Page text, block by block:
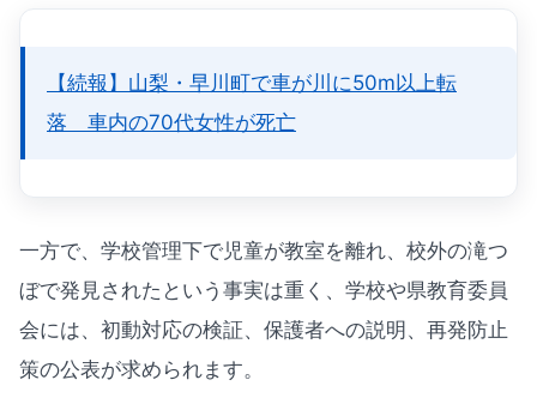
【続報】山梨・早川町で車が川に50m以上転
落 車内の70代女性が死亡
一方で、学校管理下で児童が教室を離れ、校外の滝つ
ぼで発見されたという事実は重く、学校や県教育委員
会には、初動対応の検証、保護者への説明、再発防止
策の公表が求められます。